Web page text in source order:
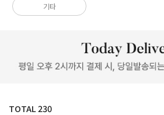
기타
TOTAL230